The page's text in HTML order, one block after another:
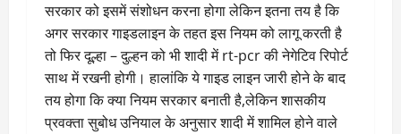
सरकार को इसमें संशोधन करना होगा लेकिन इतना तय है कि
अगर सरकार गाइडलाइन के तहत इस नियम को लागू करती है
तो फिर दूल्हा – दुल्हन को भी शादी में rt-pcr की नेगेटिव रिपोर्ट
साथ में रखनी होगी। हालांकि ये गाइड लाइन जारी होने के बाद
तय होगा कि क्या नियम सरकार बनाती है,लेकिन शासकीय
प्रवक्ता सुबोध उनियाल के अनुसार शादी में शामिल होने वाले